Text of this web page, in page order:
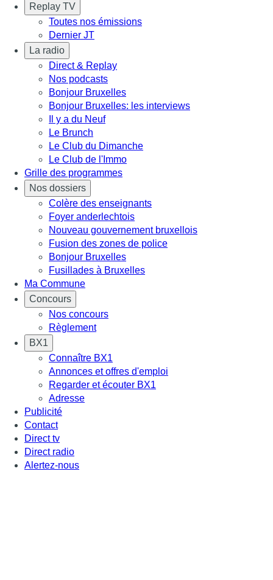
Replay TV
Toutes nos émissions
Dernier JT
La radio
Direct & Replay
Nos podcasts
Bonjour Bruxelles
Bonjour Bruxelles: les interviews
Il y a du Neuf
Le Brunch
Le Club du Dimanche
Le Club de l'Immo
Grille des programmes
Nos dossiers
Colère des enseignants
Foyer anderlechtois
Nouveau gouvernement bruxellois
Fusion des zones de police
Bonjour Bruxelles
Fusillades à Bruxelles
Ma Commune
Concours
Nos concours
Règlement
BX1
Connaître BX1
Annonces et offres d'emploi
Regarder et écouter BX1
Adresse
Publicité
Contact
Direct tv
Direct radio
Alertez-nous